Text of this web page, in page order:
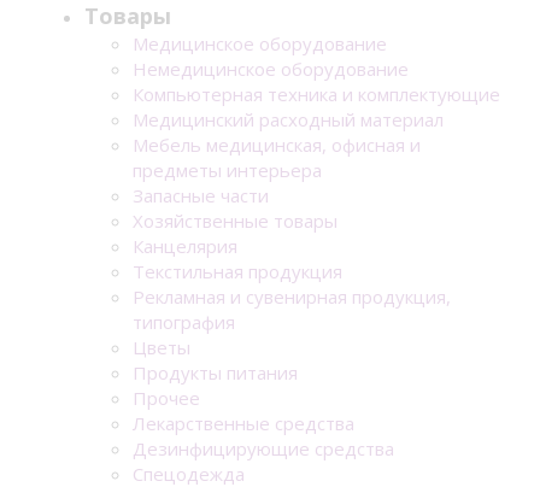
Товары
Медицинское оборудование
Немедицинское оборудование
Компьютерная техника и комплектующие
Медицинский расходный материал
Мебель медицинская, офисная и
предметы интерьера
Запасные части
Хозяйственные товары
Канцелярия
Текстильная продукция
Рекламная и сувенирная продукция,
типография
Цветы
Продукты питания
Прочее
Лекарственные средства
Дезинфицирующие средства
Спецодежда